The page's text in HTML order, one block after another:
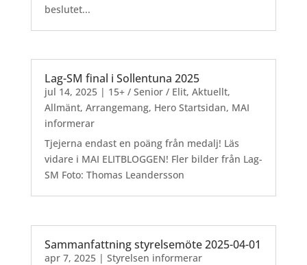
beslutet...
Lag-SM final i Sollentuna 2025
jul 14, 2025| 15+ / Senior / Elit, Aktuellt,
Allmänt, Arrangemang, Hero Startsidan, MAI
informerar
Tjejerna endast en poäng från medalj! Läs
vidare i MAI ELITBLOGGEN! Fler bilder från Lag-
SM Foto: Thomas Leandersson
Sammanfattning styrelsemöte 2025-04-01
apr 7, 2025| Styrelsen informerar